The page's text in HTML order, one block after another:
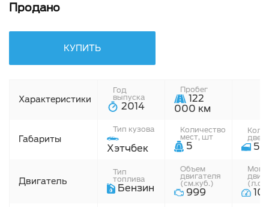
Продано
КУПИТЬ
Характеристики
Год
выпуска
2014
Пробег
122
000 км
Габариты
Тип кузова
Хэтчбек
Количество
мест, шт
5 5
Двигатель
Тип
топлива
Бензин
Объем
двигателя
(см.куб.)
999
(л.с.)